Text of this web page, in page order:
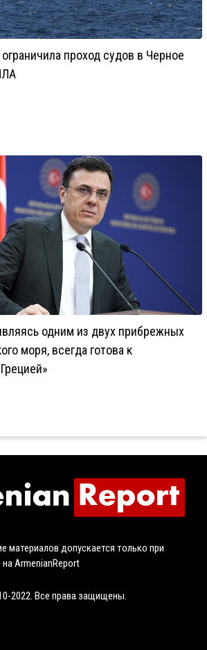
проход судов в Черное
одним из двух прибрежных
моря, всегда готова к
материалов допускается только при
ArmenianReport
2022. Все права защищены.